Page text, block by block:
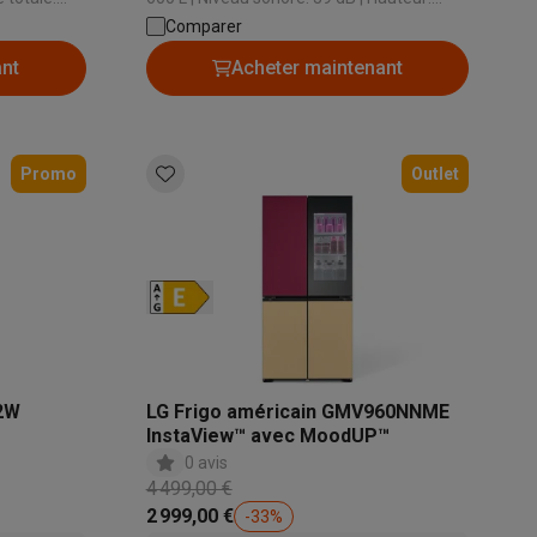
1905 mm | Système de froid congélateur:
No Frost
Comparer
Acheter maintenant
Promo Outlet
LG Frigo américain GMV960NNME
InstaView™ avec MoodUP™
0 avis
4 499,00 €
2 999,00 €
-33%